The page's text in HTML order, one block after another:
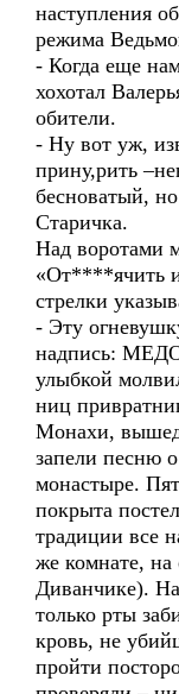
наступления
режима
- Когда еще
хохотал
обители.
- Ну вот уж,
прину,рить
бесноватый,
Старичка.
Над воротами
«От****ячить
стрелки
- Эту
надпись:
улыбкой
ниц
Монахи,
запели песню
монастыре.
покрыта
традиции все
же комнате,
Диванчике).
только рты
кровь, не
пройти